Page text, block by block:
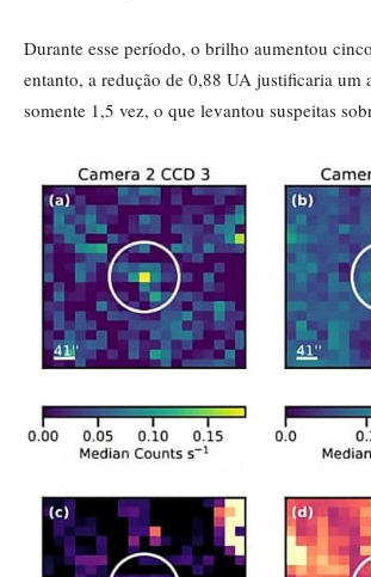
Durante esse período, o brilho aumentou
entanto, a redução de 0,88 UA justificaria um
somente 1,5 vez, o que levantou suspeitas